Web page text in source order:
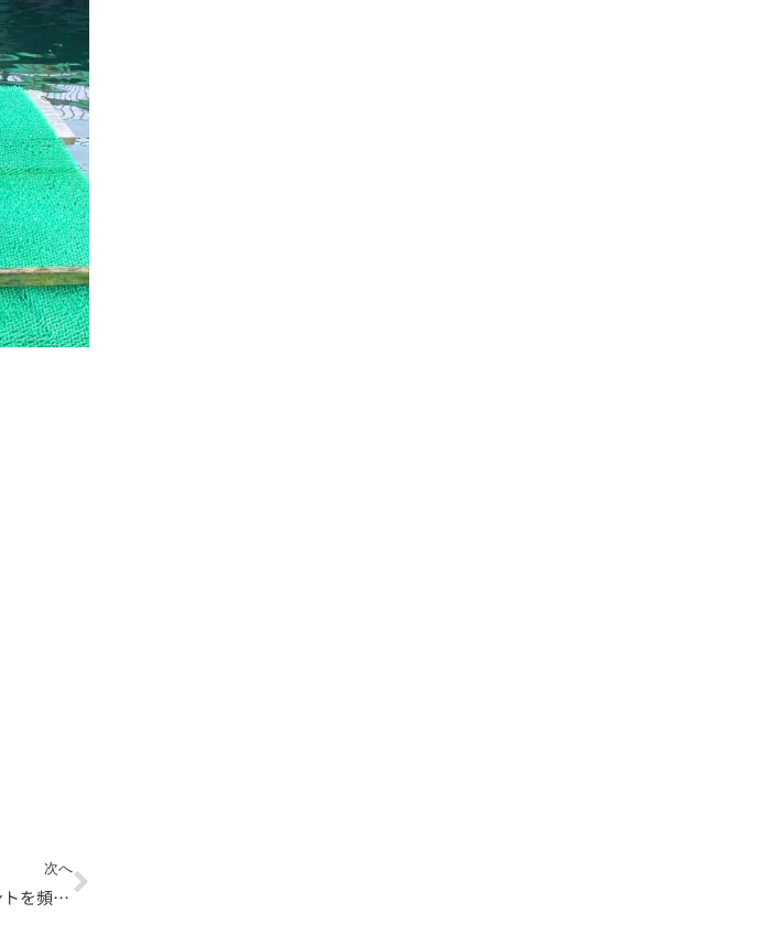
次へ
7月1日の釣果 マハタねらいは餌やポイントを頻繁に変えて
Next